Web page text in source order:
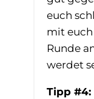
euch
mit
Runde
werdet
Tipp